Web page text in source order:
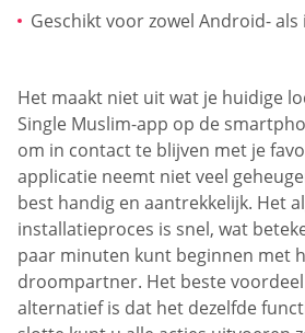
Geschikt voor zowel Android- als
Het maakt niet uit wat je huidige
Single Muslim-app op de
om in contact te blijven met je
applicatie neemt niet veel
best handig en aantrekkelijk. Het
installatieproces is snel, wat
paar minuten kunt beginnen met
droompartner. Het beste
alternatief is dat het dezelfde